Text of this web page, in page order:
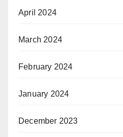
April 2024
March 2024
February 2024
January 2024
December 2023